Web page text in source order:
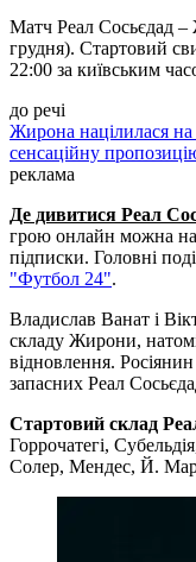
Матч Реал Сосьєдад –
грудня). Стартовий
22:00 за київським
до речі
Жирона націлилася на
сенсаційну
реклама
Де дивитися Реал
грою онлайн можна на
підписки. Головні
"Футбол 24".
Владислав Ванат і
складу Жирони,
відновлення.
запасних Реал
Стартовий склад
Горрочатегі,
Солер, Мендес, Й.